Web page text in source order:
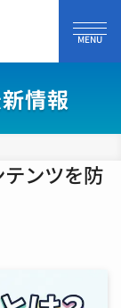
情報
ンツを防